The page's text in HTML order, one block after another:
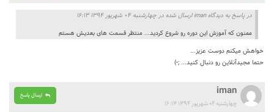
در پاسخ به دیدگاه iman ارسال شده در چهارشنبه ۰۴ شهریور ۱۳۹۴ ۱۶:۱۳
ممنون که آموزش این دوره رو شروع کردید... منتظر قسمت های بعدیش هستم
خواهش میکنم دوست عزیز...
حتما مجیدآنلاین رو دنبال کنید... ;-)
ارسال پاسخ iman
چهارشنبه ۰۴ شهریور ۱۳۹۴ ۱۶:۱۳